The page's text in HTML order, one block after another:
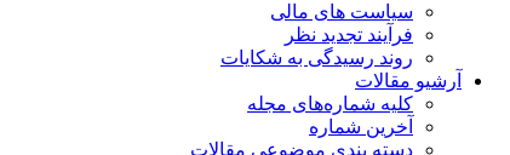
سیاست های مالی
فرآیند تجدید نظر
روند رسیدگی به شکایات
آرشیو مقالات
کلیه شماره‌های مجله
آخرین شماره
دسته بندی موضوعی مقالات